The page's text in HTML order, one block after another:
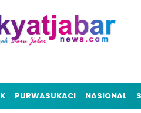
PURWASUKACI NASIONAL